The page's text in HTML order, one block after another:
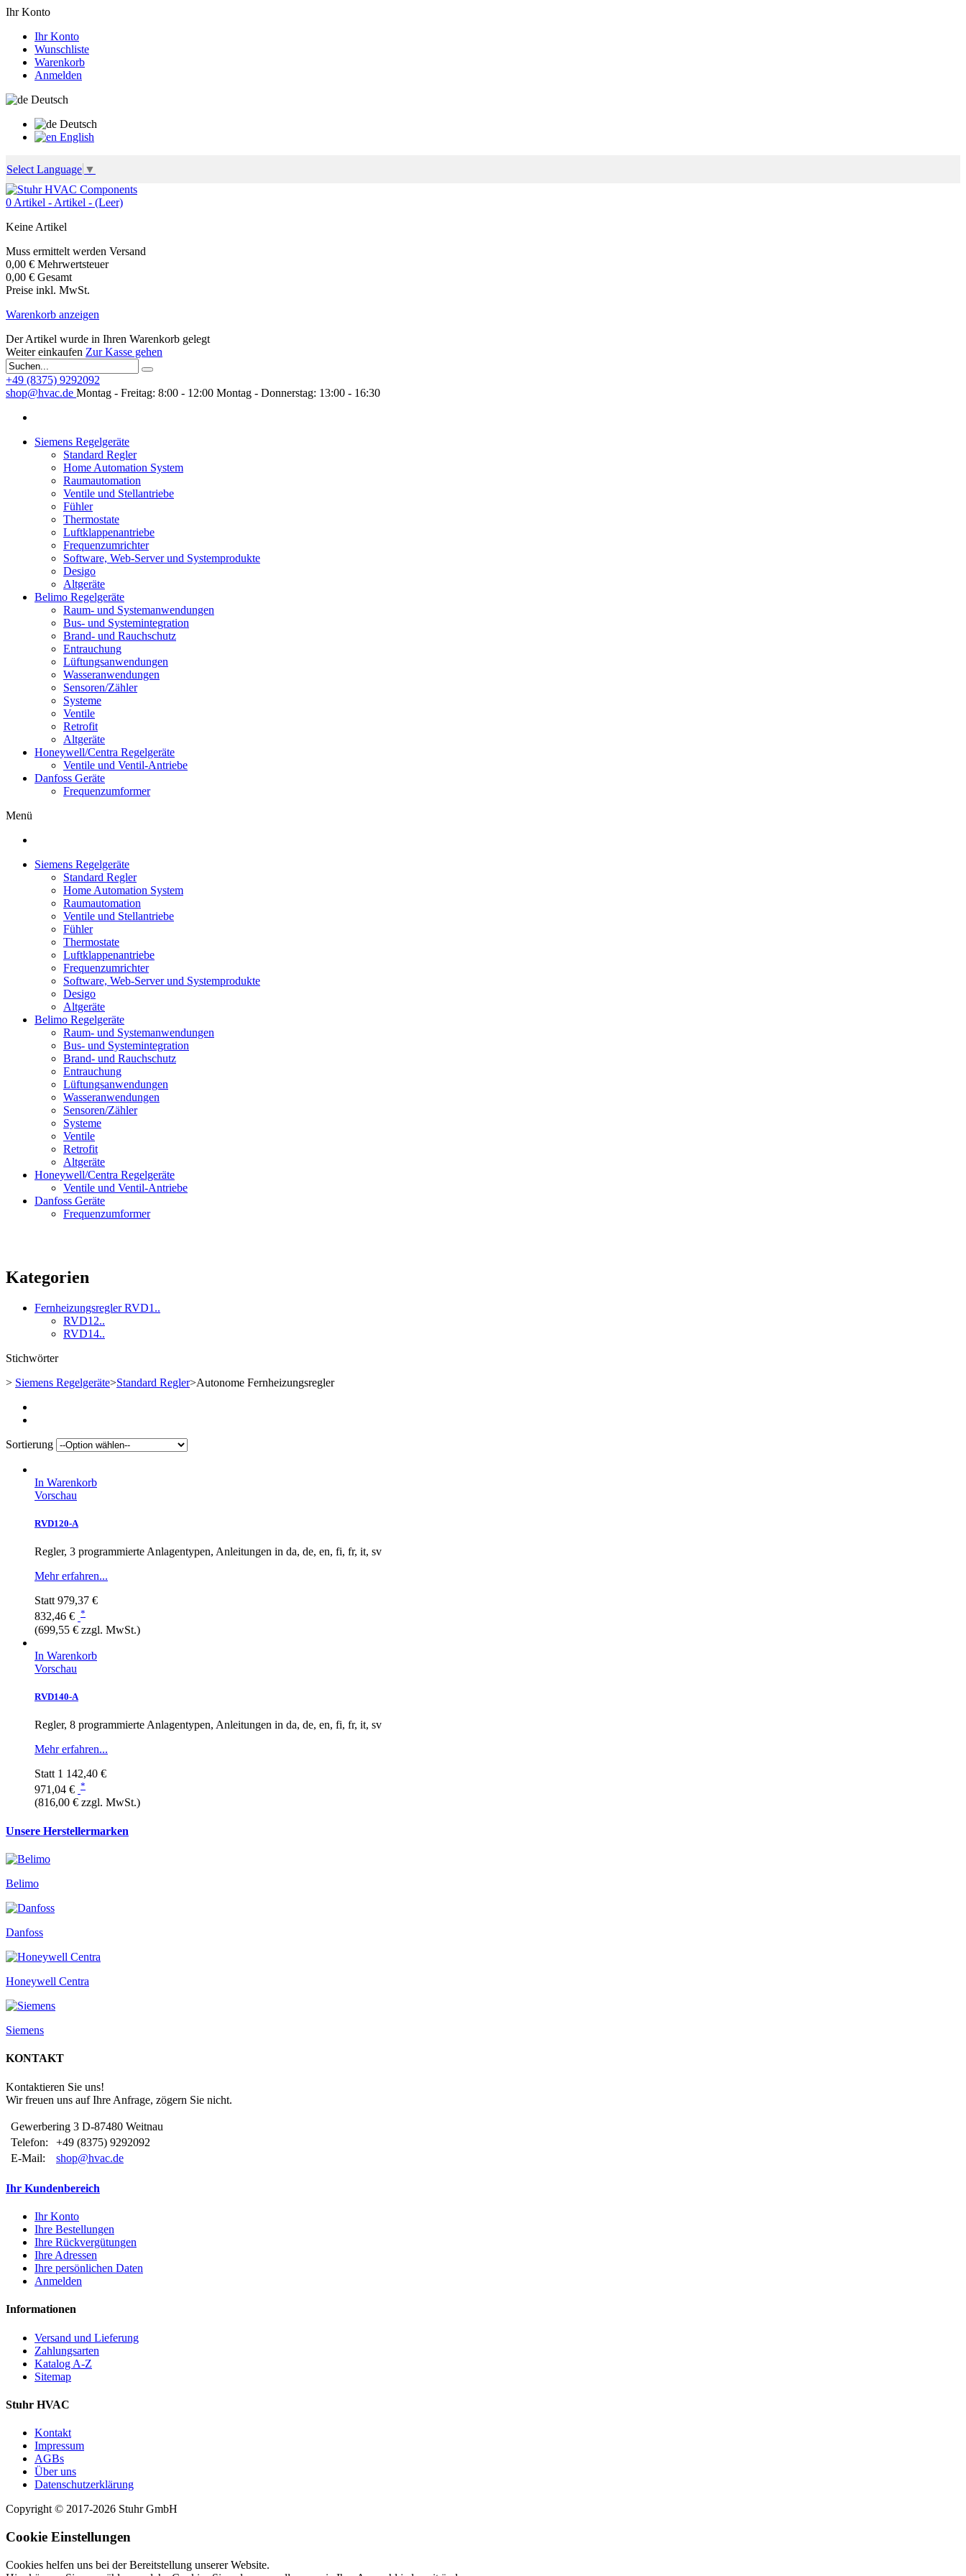
Ihr Konto
Ihr Konto
Wunschliste
Warenkorb
Anmelden
Deutsch
Deutsch
English
Select Language ▼
0 Artikel - Artikel - (Leer)
Keine Artikel
Muss ermittelt werden Versand
0,00 € Mehrwertsteuer
0,00 € Gesamt
Preise inkl. MwSt.
Warenkorb anzeigen
Der Artikel wurde in Ihren Warenkorb gelegt
Weiter einkaufen Zur Kasse gehen
+49 (8375) 9292092
shop@hvac.de Montag - Freitag: 8:00 - 12:00 Montag - Donnerstag: 13:00 - 16:30
Siemens Regelgeräte
Standard Regler
Home Automation System
Raumautomation
Ventile und Stellantriebe
Fühler
Thermostate
Luftklappenantriebe
Frequenzumrichter
Software, Web-Server und Systemprodukte
Desigo
Altgeräte
Belimo Regelgeräte
Raum- und Systemanwendungen
Bus- und Systemintegration
Brand- und Rauchschutz
Entrauchung
Lüftungsanwendungen
Wasseranwendungen
Sensoren/Zähler
Systeme
Ventile
Retrofit
Altgeräte
Honeywell/Centra Regelgeräte
Ventile und Ventil-Antriebe
Danfoss Geräte
Frequenzumformer
Menü
Siemens Regelgeräte
Standard Regler
Home Automation System
Raumautomation
Ventile und Stellantriebe
Fühler
Thermostate
Luftklappenantriebe
Frequenzumrichter
Software, Web-Server und Systemprodukte
Desigo
Altgeräte
Belimo Regelgeräte
Raum- und Systemanwendungen
Bus- und Systemintegration
Brand- und Rauchschutz
Entrauchung
Lüftungsanwendungen
Wasseranwendungen
Sensoren/Zähler
Systeme
Ventile
Retrofit
Altgeräte
Honeywell/Centra Regelgeräte
Ventile und Ventil-Antriebe
Danfoss Geräte
Frequenzumformer
Kategorien
Fernheizungsregler RVD1..
RVD12..
RVD14..
Stichwörter
> Siemens Regelgeräte>Standard Regler>Autonome Fernheizungsregler
Sortierung
In Warenkorb
Vorschau
RVD120-A
Regler, 3 programmierte Anlagentypen, Anleitungen in da, de, en, fi, fr, it, sv
Mehr erfahren...
Statt979,37 €
832,46 € *
(699,55 € zzgl. MwSt.)
In Warenkorb
Vorschau
RVD140-A
Regler, 8 programmierte Anlagentypen, Anleitungen in da, de, en, fi, fr, it, sv
Mehr erfahren...
Statt 1 142,40 €
971,04 € *
(816,00 € zzgl. MwSt.)
Unsere Herstellermarken
Belimo
Danfoss
Honeywell Centra
Siemens
KONTAKT
Kontaktieren Sie uns!
Wir freuen uns auf Ihre Anfrage, zögern Sie nicht.
Gewerbering 3 D-87480 Weitnau
Telefon:
+49 (8375) 9292092
E-Mail:
shop@hvac.de
Ihr Kundenbereich
Ihr Konto
Ihre Bestellungen
Ihre Rückvergütungen
Ihre Adressen
Ihre persönlichen Daten
Anmelden
Informationen
Versand und Lieferung
Zahlungsarten
Katalog A-Z
Sitemap
Stuhr HVAC
Kontakt
Impressum
AGBs
Über uns
Datenschutzerklärung
Copyright © 2017-2026 Stuhr GmbH
Cookie Einstellungen
Cookies helfen uns bei der Bereitstellung unserer Website.